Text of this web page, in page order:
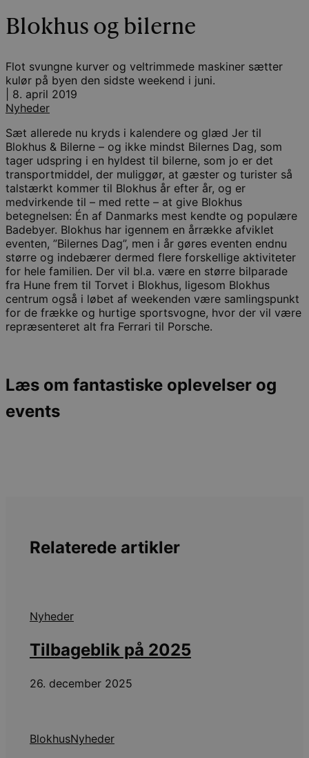
Blokhus og bilerne
Flot svungne kurver og veltrimmede maskiner sætter
kulør på byen den sidste weekend i juni.
8. april 2019
Nyheder
Sæt allerede nu kryds i kalendere og glæd Jer til
Blokhus & Bilerne – og ikke mindst Bilernes Dag, som
tager udspring i en hyldest til bilerne, som jo er det
transportmiddel, der muliggør, at gæster og turister så
talstærkt kommer til Blokhus år efter år, og er
medvirkende til – med rette – at give Blokhus
betegnelsen: Én af Danmarks mest kendte og populære
Badebyer. Blokhus har igennem en årrække afviklet
eventen, ”Bilernes Dag”, men i år gøres eventen endnu
større og indebærer dermed flere forskellige aktiviteter
for hele familien. Der vil bl.a. være en større bilparade
fra Hune frem til Torvet i Blokhus, ligesom Blokhus
centrum også i løbet af weekenden være samlingspunkt
for de frække og hurtige sportsvogne, hvor der vil være
repræsenteret alt fra Ferrari til Porsche.
Læs om fantastiske oplevelser og
events
Relaterede artikler
Nyheder
Tilbageblik på 2025
26. december 2025
BlokhusNyheder